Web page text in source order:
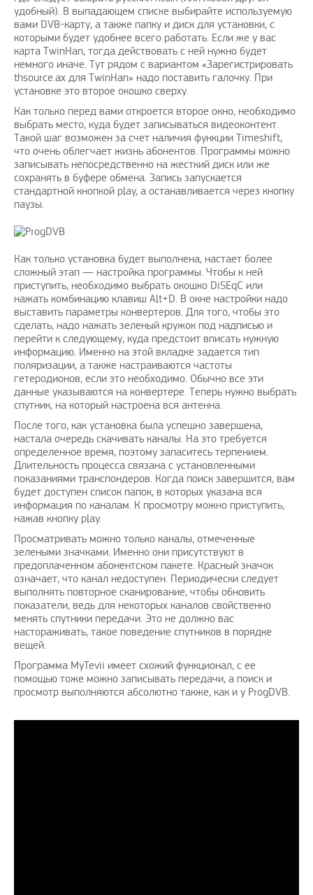
удобный). В выпадающем списке выбирайте используемую
вами DVB-карту, а также папку и диск для установки, с
которыми будет удобнее всего работать. Если же у вас
карта TwinHan, тогда действовать с ней нужно будет
немного иначе. Тут рядом с вариантом «Зарегистрировать
thsource.ax для TwinHan» надо поставить галочку. При
установке это второе окошко сверху.
Как только перед вами откроется второе окно, необходимо
выбрать место, куда будет записываться видеоконтент.
Такой шаг возможен за счет наличия функции Timeshift,
что очень облегчает жизнь абонентов. Программы можно
записывать непосредственно на жесткий диск или же
сохранять в буфере обмена. Запись запускается
стандартной кнопкой play, а останавливается через кнопку
паузы.
Как только установка будет выполнена, настает более
сложный этап — настройка программы. Чтобы к ней
приступить, необходимо выбрать окошко DiSEqC или
нажать комбинацию клавиш Alt+D. В окне настройки надо
выставить параметры конвертеров. Для того, чтобы это
сделать, надо нажать зеленый кружок под надписью и
перейти к следующему, куда предстоит вписать нужную
информацию. Именно на этой вкладке задается тип
поляризации, а также настраиваются частоты
гетеродионов, если это необходимо. Обычно все эти
данные указываются на конвертере. Теперь нужно выбрать
спутник, на который настроена вся антенна.
После того, как установка была успешно завершена,
настала очередь скачивать каналы. На это требуется
определенное время, поэтому запаситесь терпением.
Длительность процесса связана с установленными
показаниями транспондеров. Когда поиск завершится, вам
будет доступен список папок, в которых указана вся
информация по каналам. К просмотру можно приступить,
нажав кнопку play.
Просматривать можно только каналы, отмеченные
зелеными значками. Именно они присутствуют в
предоплаченном абонентском пакете. Красный значок
означает, что канал недоступен. Периодически следует
выполнять повторное сканирование, чтобы обновить
показатели, ведь для некоторых каналов свойственно
менять спутники передачи. Это не должно вас
настораживать, такое поведение спутников в порядке
вещей.
Программа MyTevii имеет схожий функционал, с ее
помощью тоже можно записывать передачи, а поиск и
просмотр выполняются абсолютно также, как и у ProgDVB.